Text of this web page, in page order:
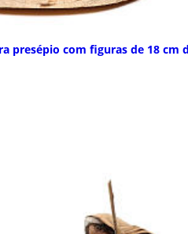
presépio com figuras de 18 cm